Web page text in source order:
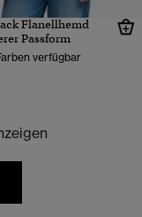
Flanellhemd
Passform
verfügbar